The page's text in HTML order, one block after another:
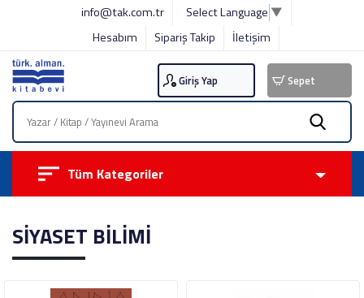
info@tak.com.tr Select Language ▼
Hesabım
Sipariş Takip İletişim
Giriş Yap Sepet
Tüm Kategoriler
SİYASET BİLİMİ